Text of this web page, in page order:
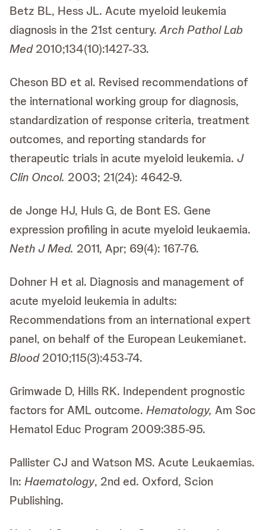
Betz BL, Hess JL. Acute myeloid leukemia
diagnosis in the 21st century.Arch Pathol Lab
Med2010;134(10):1427-33.
Cheson BD et al. Revised recommendations of
the international working group for diagnosis,
standardization of response criteria, treatment
outcomes, and reporting standards for
therapeutic trials in acute myeloid leukemia. J
Clin Oncol. 2003; 21(24): 4642-9.
de Jonge HJ, Huls G, de Bont ES. Gene
expression profiling in acute myeloid leukaemia.
Neth J Med. 2011, Apr; 69(4): 167-76.
Dohner H et al. Diagnosis and management of
acute myeloid leukemia in adults:
Recommendations from an international expert
panel, on behalf of the European Leukemianet.
Blood2010;115(3):453-74.
Grimwade D, Hills RK. Independent prognostic
factors for AML outcome. Hematology, Am Soc
Hematol Educ Program 2009:385-95.
Pallister CJ and Watson MS. Acute Leukaemias.
In: Haematology, 2nd ed. Oxford, Scion
Publishing.